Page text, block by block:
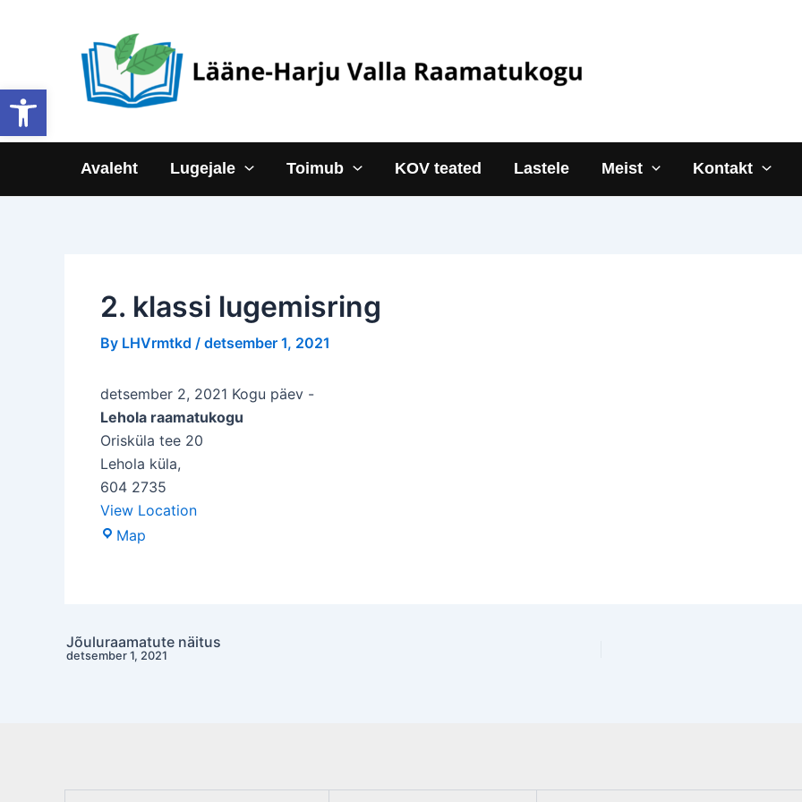
Open toolbar
Avaleht Lugejale Toimub KOV teated Lastele Meist Kontakt
2. klassi lugemisring
By LHVrmtkd / detsember 1, 2021
detsember 2, 2021 Kogu päev -
Lehola raamatukogu
Orisküla tee 20
Lehola küla,
604 2735
View Location
Map
Post
Jõuluraamatute näitus
detsember 1, 2021